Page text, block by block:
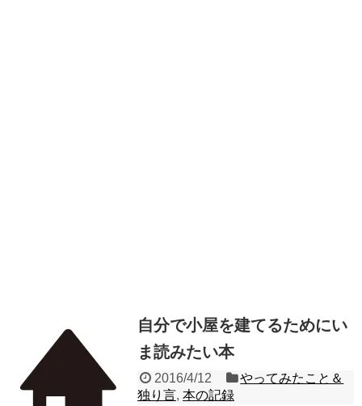
自分で小屋を建てるためにい
ま読みたい本
2016/4/12
やってみたこと＆
独り言, 本の記録